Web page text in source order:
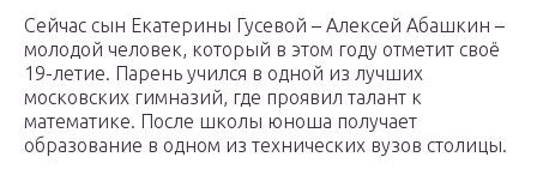
Сейчас сын Екатерины Гусевой – Алексей Абашкин –
молодой человек, который в этом году отметит своё
19-летие. Парень учился в одной из лучших
московских гимназий, где проявил талант к
математике. После школы юноша получает
образование в одном из технических вузов столицы.